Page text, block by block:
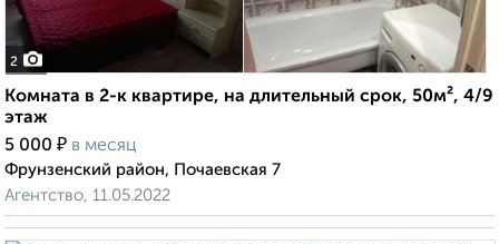
2
Комната в 2-к квартире, на длительный срок, 50м², 4/9
этаж
5 000 ₽ в месяц
Фрунзенский район, Почаевская 7
Агентство, 11.05.2022